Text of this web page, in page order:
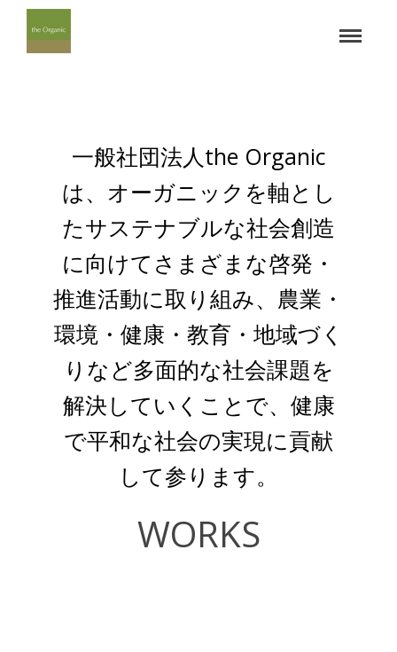
一般社団法人the Organic
は、オーガニックを軸とし
たサステナブルな社会創造
に向けてさまざまな啓発・
推進活動に取り組み、農業・
環境・健康・教育・地域づく
りなど多面的な社会課題を
解決していくことで、健康
で平和な社会の実現に貢献
して参ります。
WORKS